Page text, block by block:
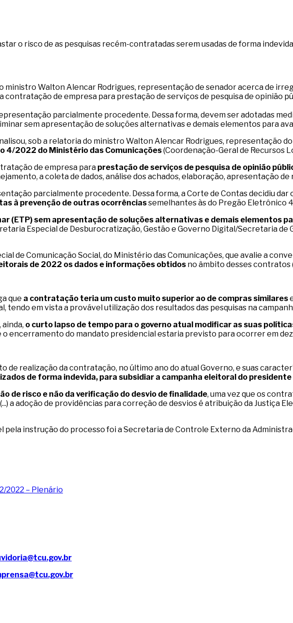
o risco de as pesquisas recém-contratadas serem usadas de forma
ministro Walton Alencar Rodrigues, representação de senador acerca de
contratação de empresa para prestação de serviços de pesquisa de opinião
parcialmente procedente. Dessa forma, devem ser adotadas
sem apresentação de soluções alternativas e demais elementos para
sob a relatoria do ministro Walton Alencar Rodrigues, representação
4/2022 do Ministério das Comunicações(Coordenação-Geral de Recursos
de empresa para prestação de serviços de pesquisa de opinião
a coleta de dados, análise dos achados, elaboração, apresentação
parcialmente procedente. Dessa forma, a Corte de Contas decidiu
à prevenção de outras ocorrênciassemelhantes às do Pregão Eletrônico
(ETP) sem apresentação de soluções alternativas e demais elementos
Especial de Desburocratização, Gestão e Governo Digital/Secretaria de
de Comunicação Social, do Ministério das Comunicações, que avalie a
de 2022 os dados e informações obtidos no âmbito desses contratos
que a contratação teria um custo muito superior ao de compras similares
tendo em vista a provável utilização dos resultados das pesquisas na
o curto lapso de tempo para o governo atual modificar as suas
o encerramento do mandato presidencial estaria previsto para ocorrer em
de realização da contratação, no último ano do atual Governo, e suas
de forma indevida, para subsidiar a campanha eleitoral do presidente
de risco e não da verificação do desvio de finalidade, uma vez que os
a adoção de providências para correção de desvios é atribuição da Justiça
pela instrução do processo foi a Secretaria de Controle Externo da
2022 – Plenário